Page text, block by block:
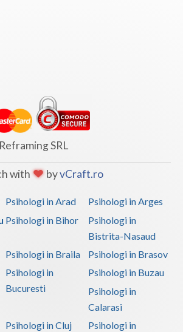
SRL
with byvCraft.ro
Psihologi in Arad
Psihologi in Arges
Psihologi in Bihor
Psihologi in
Bistrita-Nasaud
Psihologi in Braila
Psihologi in Brasov
Psihologi in
Bucuresti
Psihologi in Buzau
Psihologi in
Calarasi
Psihologi in Cluj
Psihologi in